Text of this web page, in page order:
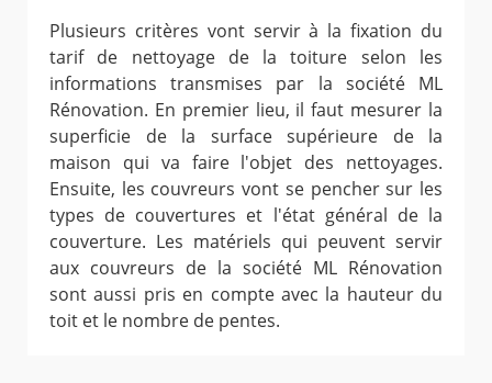
Plusieurs critères vont servir à la fixation du
tarif de nettoyage de la toiture selon les
informations transmises par la société ML
Rénovation. En premier lieu, il faut mesurer la
superficie de la surface supérieure de la
maison qui va faire l'objet des nettoyages.
Ensuite, les couvreurs vont se pencher sur les
types de couvertures et l'état général de la
couverture. Les matériels qui peuvent servir
aux couvreurs de la société ML Rénovation
sont aussi pris en compte avec la hauteur du
toit et le nombre de pentes.